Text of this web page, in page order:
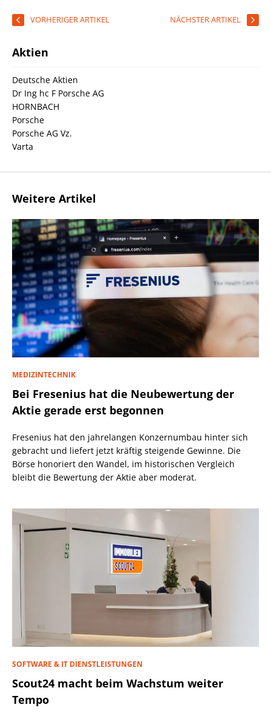
VORHERIGER ARTIKEL NÄCHSTER ARTIKEL
Aktien
Deutsche Aktien
Dr Ing hc F Porsche AG
HORNBACH
Porsche
Porsche AG Vz.
Varta
Weitere Artikel
MEDIZINTECHNIK
Bei Fresenius hat die Neubewertung der
Aktie gerade erst begonnen
Fresenius hat den jahrelangen Konzernumbau hinter sich
gebracht und liefert jetzt kräftig steigende Gewinne. Die
Börse honoriert den Wandel, im historischen Vergleich
bleibt die Bewertung der Aktie aber moderat.
SOFTWARE & IT DIENSTLEISTUNGEN
Scout24 macht beim Wachstum weiter
Tempo